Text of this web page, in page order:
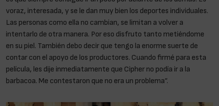
voraz, interesada, y se le dan muy bien los deportes individuales.
Las personas como ella no cambian, se limitan a volver a
intentarlo de otra manera. Por eso disfruto tanto metiéndome
en su piel. También debo decir que tengo la enorme suerte de
contar con el apoyo de los productores. Cuando firmé para esta
película, les dije inmediatamente que Cipher no podía ir a la
barbacoa. Me contestaron que no era un problema”.